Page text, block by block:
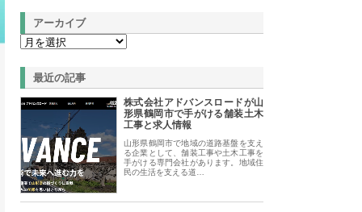
アーカイブ
最近の記事
株式会社アドバンスロードが山
形県鶴岡市で手がける舗装土木
工事と求人情報
山形県鶴岡市で地域の道路基盤を支え
る企業として、舗装工事や土木工事を
手がける専門会社があります。地域住
民の生活を支える道…